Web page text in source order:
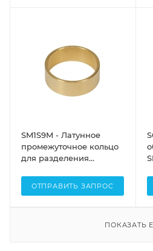
SM1S9M - Латунное
промежуточное кольцо
для разделения
ОТПРАВИТЬ ЗАПРОС
ПОКАЗАТЬ